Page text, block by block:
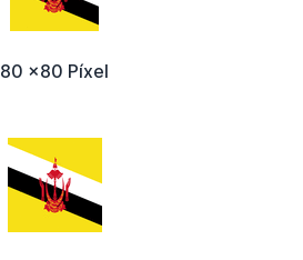
80 x80 Píxel